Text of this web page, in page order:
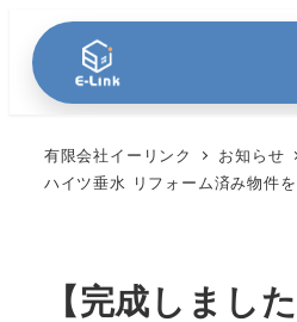
有限会社イーリンク お知らせ
ハイツ垂水 リフォーム済み物件
【完成しまし